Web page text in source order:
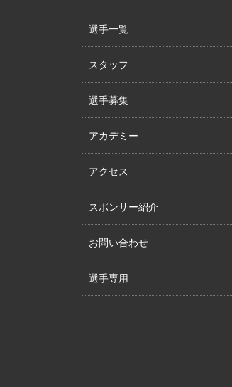
選手一覧
スタッフ
選手募集
アカデミー
アクセス
スポンサー紹介
お問い合わせ
選手専用